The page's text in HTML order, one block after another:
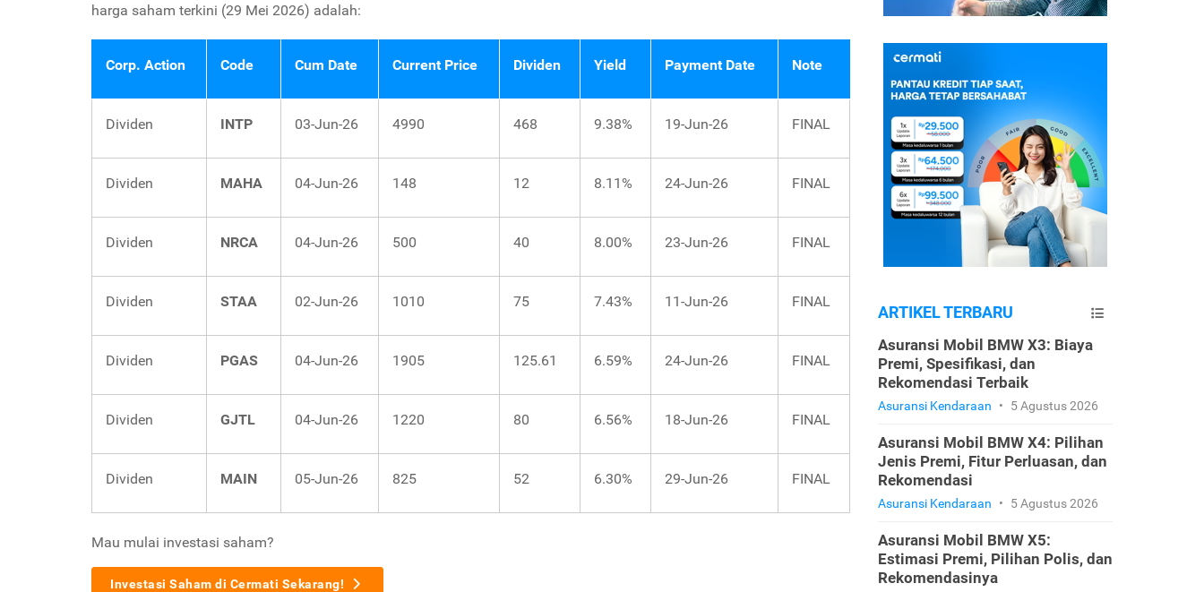
harga saham terkini (29 Mei 2026) adalah:
Corp. Action Code Cum Date Current Price Dividen Yield Payment Date Note
Dividen INTP 03-Jun-26 4990 468 9.38% 19-Jun-26 FINAL
Dividen MAHA 04-Jun-26 148 12 8.11% 24-Jun-26 FINAL
Dividen NRCA 04-Jun-26 500 40 8.00% 23-Jun-26 FINAL
Dividen STAA 02-Jun-26 1010 75 7.43% 11-Jun-26 FINAL
Dividen PGAS 04-Jun-26 1905 125.61 6.59% 24-Jun-26 FINAL
Dividen GJTL 04-Jun-26 1220 80 6.56% 18-Jun-26 FINAL
Dividen MAIN 05-Jun-26 825 52 6.30% 29-Jun-26 FINAL
Mau mulai investasi saham?
Investasi Saham di Cermati Sekarang!
ARTIKEL TERBARU
Asuransi Mobil BMW X3: Biaya
Premi, Spesifikasi, dan
Rekomendasi Terbaik
Asuransi Kendaraan • 5 Agustus 2026
Asuransi Mobil BMW X4: Pilihan
Jenis Premi, Fitur Perluasan, dan
Rekomendasi
Asuransi Kendaraan • 5 Agustus 2026
Asuransi Mobil BMW X5:
Estimasi Premi, Pilihan Polis, dan
Rekomendasinya